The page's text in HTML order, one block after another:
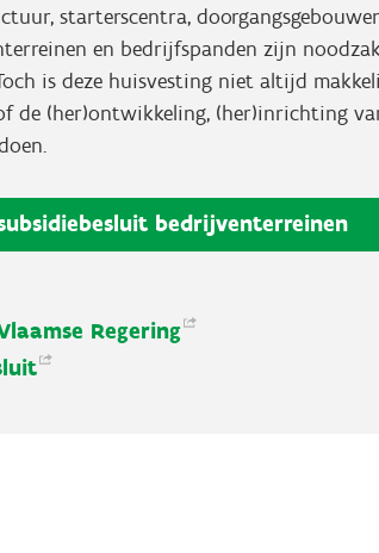
starterscentra,
en bedrijfspanden zijn
is deze huisvesting niet altijd
de (her)ontwikkeling, (her)inrichting
bedrijventerreinen
Regering